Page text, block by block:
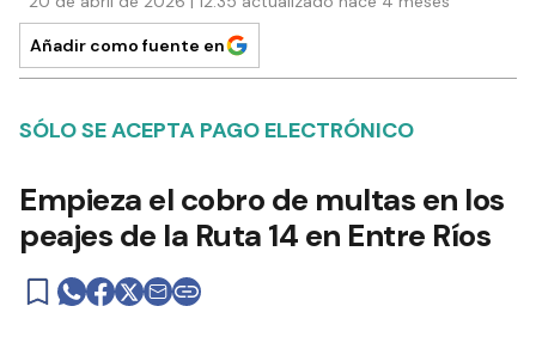
Añadir como fuente en
SÓLO SE ACEPTA PAGO ELECTRÓNICO
Empieza el cobro de multas en los
peajes de la Ruta 14 en Entre Ríos